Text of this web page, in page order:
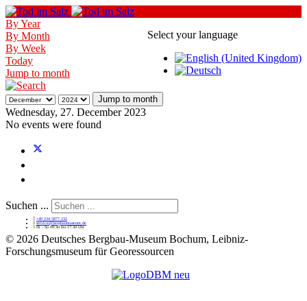
Select your language
By Year
By Month
By Week
Today
Jump to month
Jump to month
Wednesday, 27. December 2023
No events were found
Suchen ...
+49 234 5877 232
service@bergbaumuseum.de
Di - So 09:30 bis 17:30 Uhr
© 2026 Deutsches Bergbau-Museum Bochum, Leibniz-
Forschungsmuseum für Georessourcen